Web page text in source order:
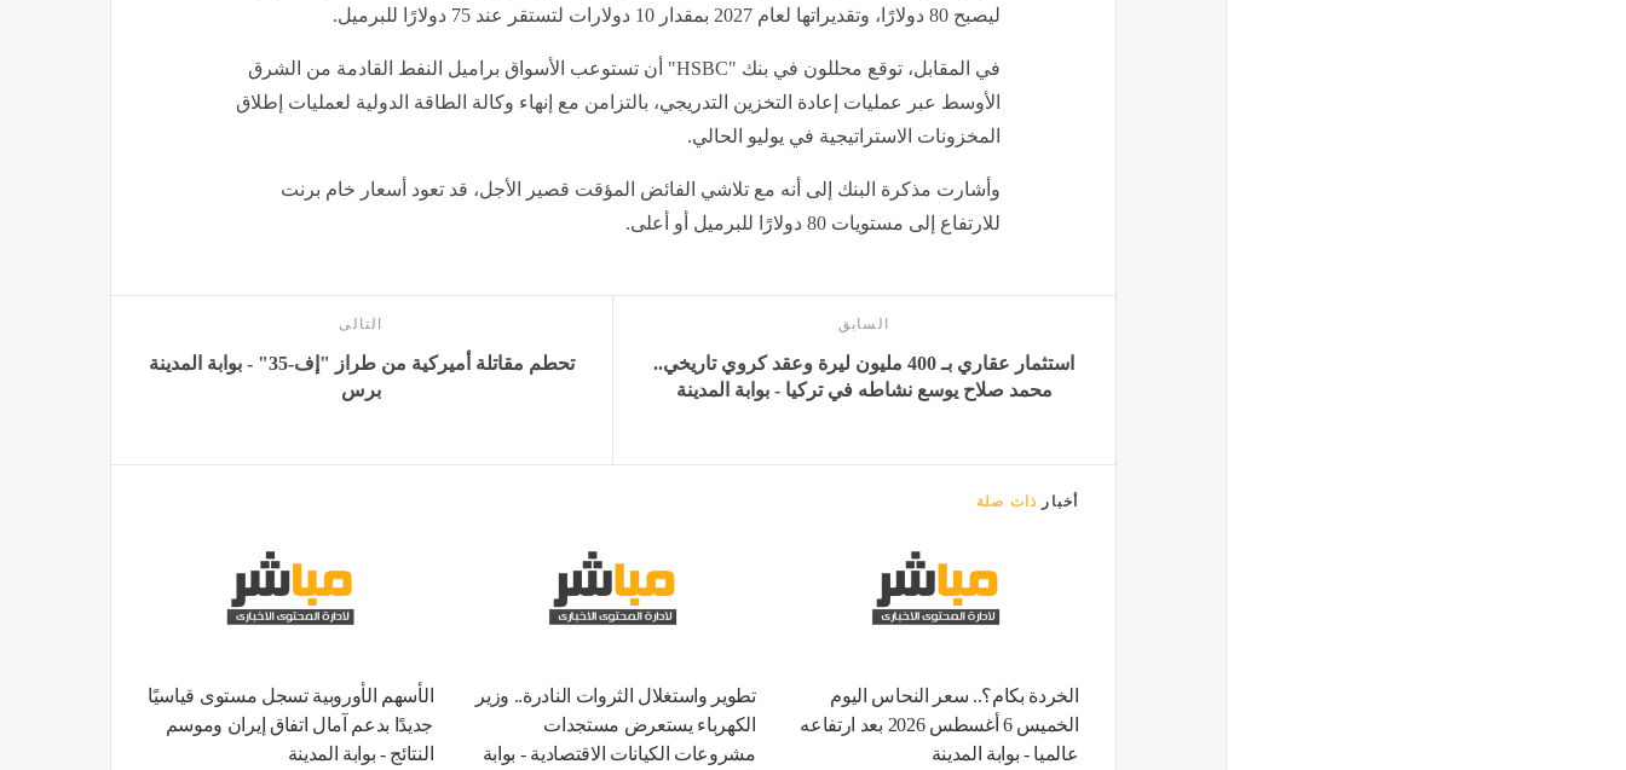
ليصبح 80 دولارًا، وتقديراتها لعام 2027 بمقدار 10 دولارات لتستقر عند 75 دولارًا للبرميل.
في المقابل، توقع محللون في بنك "HSBC" أن تستوعب الأسواق براميل النفط القادمة من الشرق
الأوسط عبر عمليات إعادة التخزين التدريجي، بالتزامن مع إنهاء وكالة الطاقة الدولية لعمليات إطلاق
المخزونات الاستراتيجية في يوليو الحالي.
وأشارت مذكرة البنك إلى أنه مع تلاشي الفائض المؤقت قصير الأجل، قد تعود أسعار خام برنت
للارتفاع إلى مستويات 80 دولارًا للبرميل أو أعلى.
السابق
استثمار عقاري بـ 400 مليون ليرة وعقد كروي تاريخي..
محمد صلاح يوسع نشاطه في تركيا - بوابة المدينة
التالى
تحطم مقاتلة أميركية من طراز "إف-35" - بوابة المدينة
برس
أخبار ذات صلة
الخردة بكام؟.. سعر النحاس اليوم
الخميس 6 أغسطس 2026 بعد ارتفاعه
عالميا - بوابة المدينة
تطوير واستغلال الثروات النادرة.. وزير
الكهرباء يستعرض مستجدات
مشروعات الكيانات الاقتصادية - بوابة
الأسهم الأوروبية تسجل مستوى قياسيًا
جديدًا بدعم آمال اتفاق إيران وموسم
النتائج - بوابة المدينة